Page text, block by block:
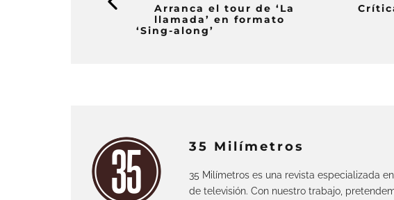
Arranca el tour de ‘La
llamada’ en formato
‘Sing-along’
35 Milímetros
35 Milímetros es una revista especializada
de televisión. Con nuestro trabajo,